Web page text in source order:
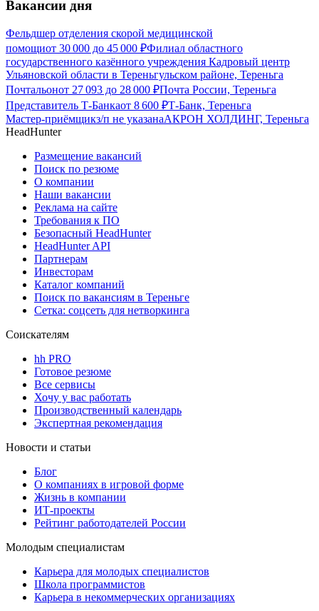
Вакансии дня
Фельдшер отделения скорой медицинской
помощиот 30 000 до 45 000 ₽Филиал областного
государственного казённого учреждения Кадровый центр
Ульяновской области в Тереньгульском районе, Тереньга
Почтальонот 27 093 до 28 000 ₽Почта России, Тереньга
Представитель Т-Банкаот 8 600 ₽Т-Банк, Тереньга
Мастер-приёмщикз/п не указанаАКРОН ХОЛДИНГ, Тереньга
HeadHunter
Размещение вакансий
Поиск по резюме
О компании
Наши вакансии
Реклама на сайте
Требования к ПО
Безопасный HeadHunter
HeadHunter API
Партнерам
Инвесторам
Каталог компаний
Поиск по вакансиям в Тереньге
Сетка: соцсеть для нетворкинга
Соискателям
hh PRO
Готовое резюме
Все сервисы
Хочу у вас работать
Производственный календарь
Экспертная рекомендация
Новости и статьи
Блог
О компаниях в игровой форме
Жизнь в компании
ИТ-проекты
Рейтинг работодателей России
Молодым специалистам
Карьера для молодых специалистов
Школа программистов
Карьера в некоммерческих организациях